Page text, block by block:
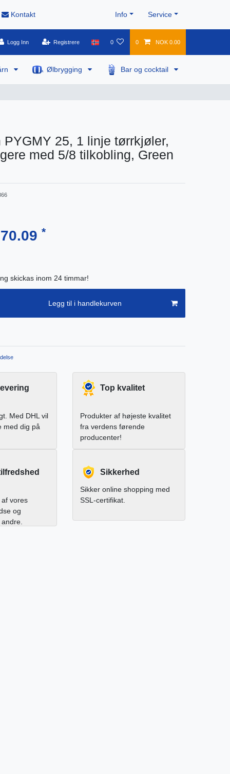
Kontakt Info Service
Logg Inn Registrere 0 0 NOK 0.00
Ølbrygging Bar og cocktail
PYGMY 25, 1 linje tørrkjøler,
med 5/8 tilkobling, Green
*
skickas inom 24 timmar!
Legg til i handlekurven
Med DHL vil
med dig på
Top kvalitet
Produkter af højeste kvalitet
fra verdens førende
producenter!
vores
og
Sikkerhed
Sikker online shopping med
SSL-certifikat.